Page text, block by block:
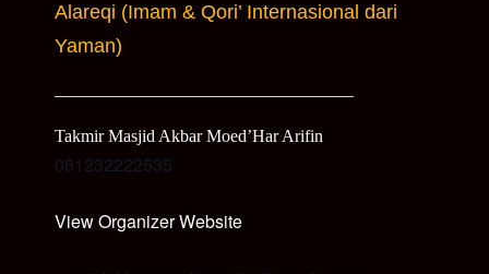
Alareqi (Imam & Qori’ Internasional dari
Yaman)
Takmir Masjid Akbar Moed’Har Arifin
081232222535
View Organizer Website